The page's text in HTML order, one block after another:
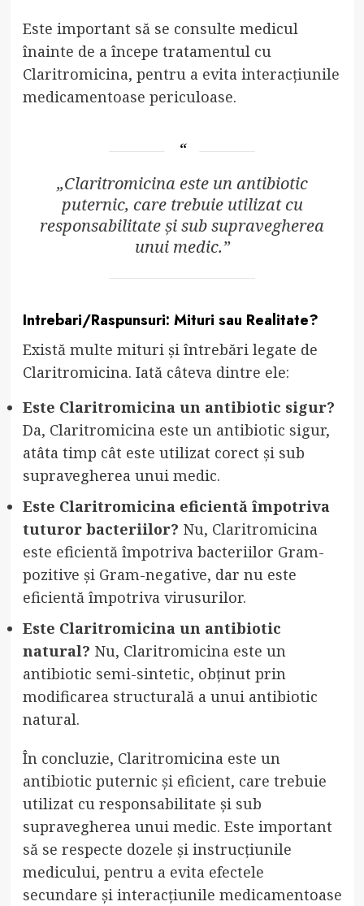
Este important să se consulte medicul
înainte de a începe tratamentul cu
Claritromicina, pentru a evita interacțiunile
medicamentoase periculoase.
„Claritromicina este un antibiotic
puternic, care trebuie utilizat cu
responsabilitate și sub supravegherea
unui medic.”
Intrebari/Raspunsuri: Mituri sau Realitate?
Există multe mituri și întrebări legate de
Claritromicina. Iată câteva dintre ele:
Este Claritromicina un antibiotic sigur?
Da, Claritromicina este un antibiotic sigur,
atâta timp cât este utilizat corect și sub
supravegherea unui medic.
Este Claritromicina eficientă împotriva
tuturor bacteriilor? Nu, Claritromicina
este eficientă împotriva bacteriilor Gram-
pozitive și Gram-negative, dar nu este
eficientă împotriva virusurilor.
Este Claritromicina un antibiotic
natural? Nu, Claritromicina este un
antibiotic semi-sintetic, obținut prin
modificarea structurală a unui antibiotic
natural.
În concluzie, Claritromicina este un
antibiotic puternic și eficient, care trebuie
utilizat cu responsabilitate și sub
supravegherea unui medic. Este important
să se respecte dozele și instrucțiunile
medicului, pentru a evita efectele
secundare și interacțiunile medicamentoase